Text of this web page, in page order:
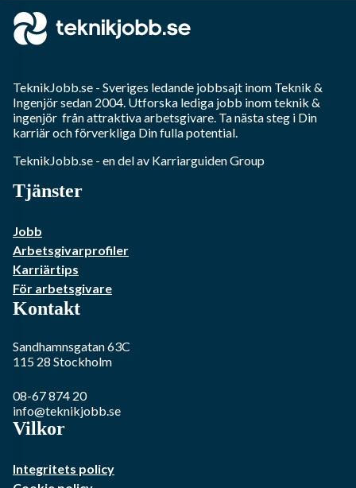
TeknikJobb.se - Sveriges ledande jobbsajt inom Teknik &
Ingenjörsedan 2004. Utforska lediga jobb inomteknik &
ingenjör från attraktiva arbetsgivare. Ta nästa steg i Din
karriär och förverkliga Din fulla potential.
TeknikJobb.se - en del av Karriarguiden Group
Tjänster
Jobb
Arbetsgivarprofiler
Karriärtips
För arbetsgivare
Kontakt
Sandhamnsgatan 63C
115 28 Stockholm
08-67 874 20
info@teknikjobb.se
Vilkor
Integritets policy